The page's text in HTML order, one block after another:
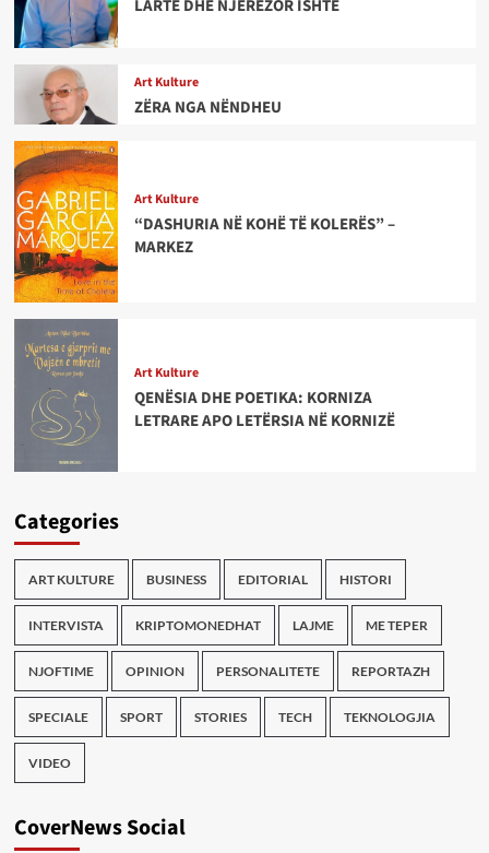
LARTË DHE NJERËZOR ISHTE
Art Kulture
ZËRA NGA NËNDHEU
Art Kulture
“DASHURIA NË KOHË TË KOLERËS” –
MARKEZ
Art Kulture
QENËSIA DHE POETIKA: KORNIZA
LETRARE APO LETËRSIA NË KORNIZË
Categories
ART KULTURE BUSINESS EDITORIAL HISTORI
INTERVISTA KRIPTOMONEDHAT LAJME ME TEPER
NJOFTIME OPINION PERSONALITETE REPORTAZH
SPECIALE SPORT STORIES TECH TEKNOLOGJIA
VIDEO
CoverNews Social